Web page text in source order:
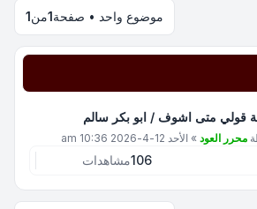
موضوع واحد • صفحة1من1
قولي متى اشوف / ابو بكر سالم
محرر العود » الأحد 12-4-2026 10:36 am
106مشاهدات